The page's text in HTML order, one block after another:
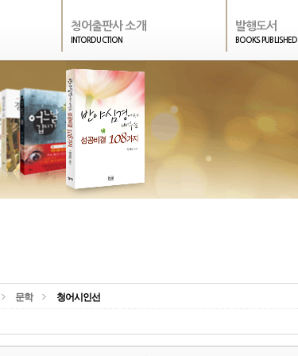
청어출판사 소개
INTORDUCTION
발행도서
BOOKS PUBLISHED
문학 청어시인선